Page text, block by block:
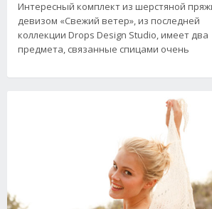
Интересный комплект из шерстяной
девизом «Свежий ветер», из последней
коллекции Drops Design Studio, имеет два
предмета, связанные спицами очень